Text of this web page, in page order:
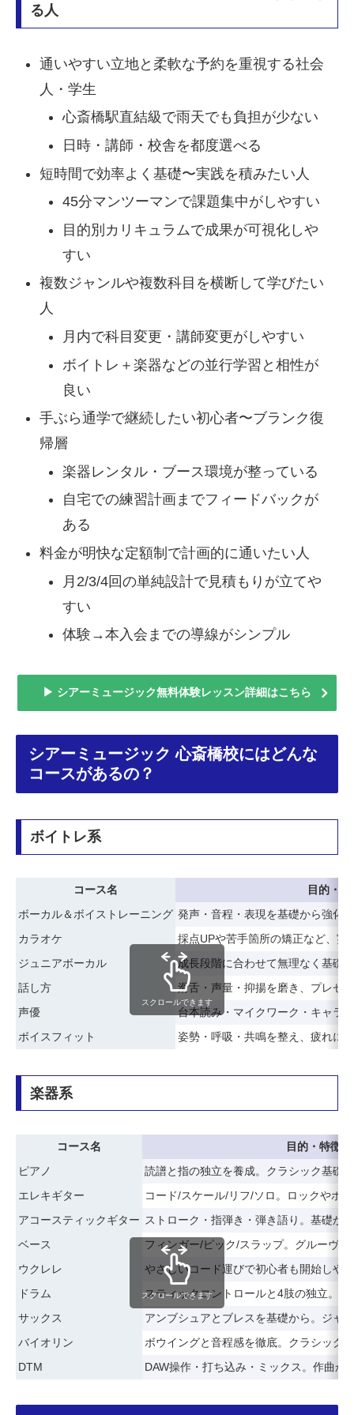
る人
通いやすい立地と柔軟な予約を重視する社会
人・学生
心斎橋駅直結級で雨天でも負担が少ない
日時・講師・校舎を都度選べる
短時間で効率よく基礎〜実践を積みたい人
45分マンツーマンで課題集中がしやすい
目的別カリキュラムで成果が可視化しや
すい
複数ジャンルや複数科目を横断して学びたい
人
月内で科目変更・講師変更がしやすい
ボイトレ＋楽器などの並行学習と相性が
良い
手ぶら通学で継続したい初心者〜ブランク復
帰層
楽器レンタル・ブース環境が整っている
自宅での練習計画までフィードバックが
ある
料金が明快な定額制で計画的に通いたい人
月2/3/4回の単純設計で見積もりが立てや
すい
体験→本入会までの導線がシンプル
▶ シアーミュージック無料体験レッスン詳細はこちら
シアーミュージック 心斎橋校にはどんな
コースがあるの？
ボイトレ系
コース名
目的・特
ボーカル＆ボイストレーニング 発声・音程・表現を基礎から強化
カラオケ
採点UPや苦手箇所の矯正など、実
ジュニアボーカル
成長段階に合わせて無理なく基礎
話し方
滑舌・声量・抑揚を磨き、プレゼ
声優
台本読み・マイクワーク・キャラ
ボイスフィット
姿勢・呼吸・共鳴を整え、疲れに
スクロールできます
楽器系
コース名
目的・特徴
ピアノ
読譜と指の独立を養成。クラシック基礎
エレキギター
コード/スケール/リフ/ソロ。ロックやポ
アコースティックギター ストローク・指弾き・弾き語り。基礎か
ベース
フィンガー/ピック/スラップ。グルーヴ
ウクレレ
やさしいコード運びで初心者も開始しや
ドラム
スティックコントロールと4肢の独立。
サックス
アンブシュアとブレスを基礎から。ジャ
バイオリン
ボウイングと音程感を徹底。クラシック
DTM
DAW操作・打ち込み・ミックス。作曲か
スクロールできます